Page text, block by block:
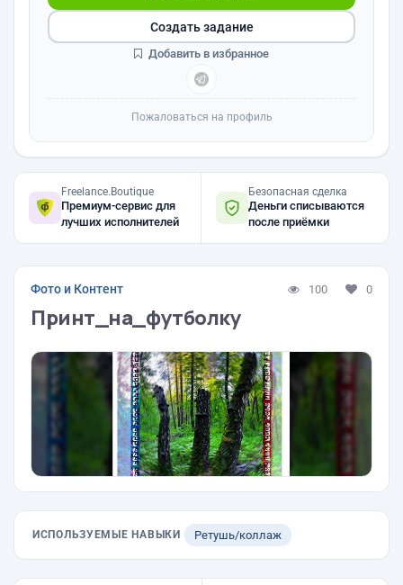
Создать задание
Добавить в избранное
Пожаловаться на профиль
Freelance.Boutique
Премиум-сервис для
лучших исполнителей
Безопасная сделка
Деньги списываются
после приёмки
Фото и Контент 100 0
Принт_на_футболку
ИСПОЛЬЗУЕМЫЕ НАВЫКИ Ретушь/коллаж